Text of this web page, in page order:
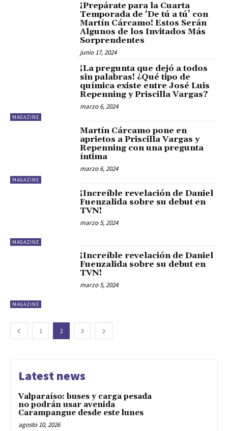
¡Prepárate para la Cuarta
Temporada de ‘De tú a tú’ con
Martín Cárcamo! Estos Serán
Algunos de los Invitados Más
Sorprendentes
junio 17, 2024
MAGAZINE
¡La pregunta que dejó a todos
sin palabras! ¿Qué tipo de
química existe entre José Luis
Repenning y Priscilla Vargas?
marzo 6, 2024
MAGAZINE
Martín Cárcamo pone en
aprietos a Priscilla Vargas y
Repenning con una pregunta
íntima
marzo 6, 2024
MAGAZINE
¡Increíble revelación de Daniel
Fuenzalida sobre su debut en
TVN!
marzo 5, 2024
MAGAZINE
¡Increíble revelación de Daniel
Fuenzalida sobre su debut en
TVN!
marzo 5, 2024
1 2 3
Latest news
Valparaíso: buses y carga pesada
no podrán usar avenida
Carampangue desde este lunes
agosto 10, 2026